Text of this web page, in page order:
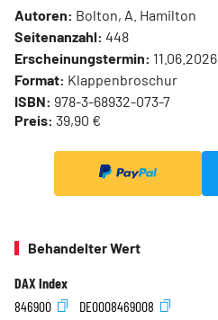
Autoren: Bolton, A. Hamilton
Seitenanzahl: 448
Erscheinungstermin: 11.06.2026
Format: Klappenbroschur
ISBN: 978-3-68932-073-7
Preis: 39,90 €
Behandelter Wert
DAX Index
846900
DE0008469008